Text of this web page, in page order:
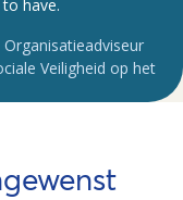
have.
Veiligheid op het